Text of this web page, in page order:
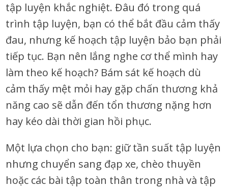
tập luyện khắc nghiệt. Đâu đó trong quá
trình tập luyện, bạn có thể bắt đầu cảm thấy
đau, nhưng kế hoạch tập luyện bảo bạn phải
tiếp tục. Bạn nên lắng nghe cơ thể mình hay
làm theo kế hoạch? Bám sát kế hoạch dù
cảm thấy mệt mỏi hay gặp chấn thương khả
năng cao sẽ dẫn đến tổn thương nặng hơn
hay kéo dài thời gian hồi phục.
Một lựa chọn cho bạn: giữ tần suất tập luyện
nhưng chuyển sang đạp xe, chèo thuyền
hoặc các bài tập toàn thân trong nhà và tập